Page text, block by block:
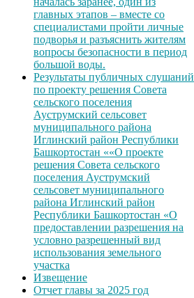
главных этапов – вместе со
специалистами пройти личные
подворья и разъяснить жителям
вопросы безопасности в период
большой воды.
Результаты публичных слушаний
по проекту решения Совета
сельского поселения
Ауструмский сельсовет
муниципального района
Иглинский район Республики
Башкортостан ««О проекте
решения Совета сельского
поселения Ауструмский
сельсовет муниципального
района Иглинский район
Республики Башкортостан «О
предоставлении разрешения на
условно разрешенный вид
использования земельного
участка
Извещение
Отчет главы за 2025 год